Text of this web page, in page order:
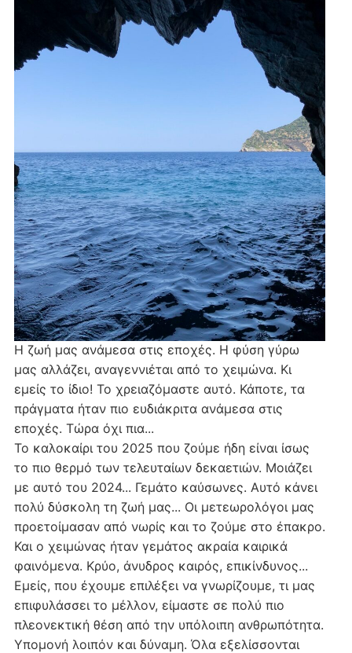
Η ζωή μας ανάμεσα στις εποχές. Η φύση γύρω
μας αλλάζει, αναγεννιέται από το χειμώνα. Κι
εμείς το ίδιο! Το χρειαζόμαστε αυτό. Κάποτε, τα
πράγματα ήταν πιο ευδιάκριτα ανάμεσα στις
εποχές. Τώρα όχι πια...
Το καλοκαίρι του 2025 που ζούμε ήδη είναι ίσως
το πιο θερμό των τελευταίων δεκαετιών. Μοιάζει
με αυτό του 2024... Γεμάτο καύσωνες. Αυτό κάνει
πολύ δύσκολη τη ζωή μας... Οι μετεωρολόγοι μας
προετοίμασαν από νωρίς και το ζούμε στο έπακρο.
Και ο χειμώνας ήταν γεμάτος ακραία καιρικά
φαινόμενα. Κρύο, άνυδρος καιρός, επικίνδυνος...
Εμείς, που έχουμε επιλέξει να γνωρίζουμε, τι μας
επιφυλάσσει το μέλλον, είμαστε σε πολύ πιο
πλεονεκτική θέση από την υπόλοιπη ανθρωπότητα.
Υπομονή λοιπόν και δύναμη. Όλα εξελίσσονται